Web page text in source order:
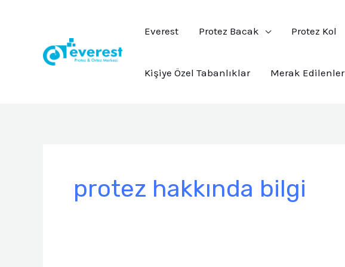
Everest
Protez Bacak Protez Kol
Kişiye Özel Tabanlıklar Merak Edilenler
protez hakkında bilgi